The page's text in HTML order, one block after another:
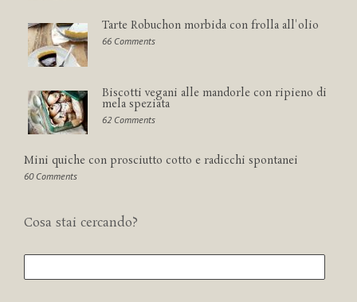
Tarte Robuchon morbida con frolla all'olio
66 Comments
Biscotti vegani alle mandorle con ripieno di
mela speziata
62 Comments
Mini quiche con prosciutto cotto e radicchi spontanei
60 Comments
Cosa stai cercando?